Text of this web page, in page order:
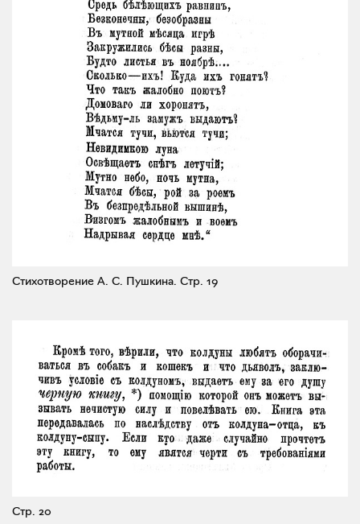
Стихотворение А. С. Пушкина. Стр. 19
Стр. 20